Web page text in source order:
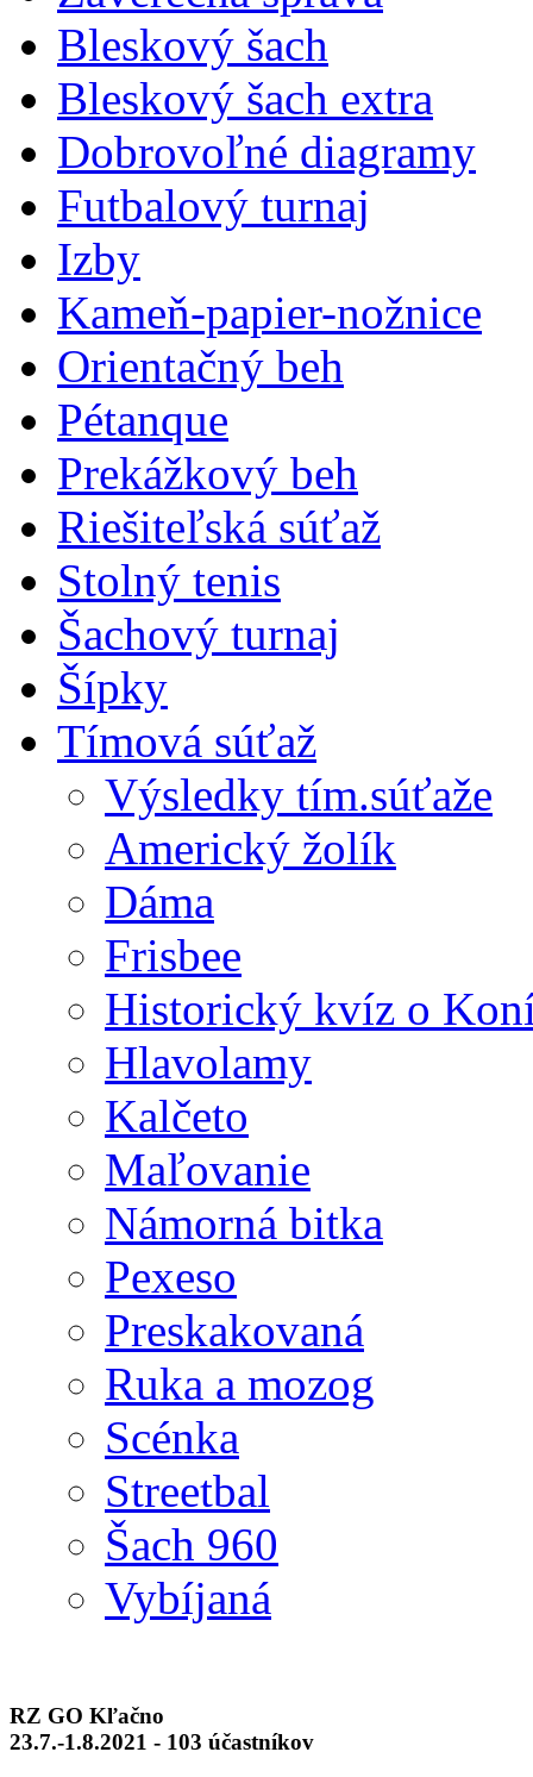
Bleskový šach
Bleskový šach extra
Dobrovoľné diagramy
Futbalový turnaj
Izby
Kameň-papier-nožnice
Orientačný beh
Pétanque
Prekážkový beh
Riešiteľská súťaž
Stolný tenis
Šachový turnaj
Šípky
Tímová súťaž
Výsledky tím.súťaže
Americký žolík
Dáma
Frisbee
Historický kvíz o
Hlavolamy
Kalčeto
Maľovanie
Námorná bitka
Pexeso
Preskakovaná
Ruka a mozog
Scénka
Streetbal
Šach 960
Vybíjaná
RZ GO Kľačno
23.7.-1.8.2021 - 103 účastníkov